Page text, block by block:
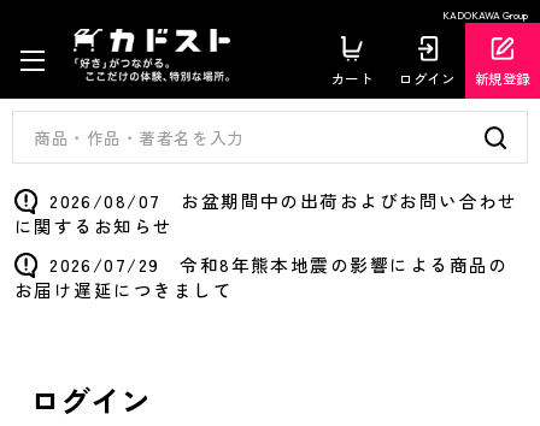
KADOKAWA Group
カート ログイン 新規登録
2026/08/07 お盆期間中の出荷およびお問い合わせ
に関するお知らせ
2026/07/29 令和8年熊本地震の影響による商品の
お届け遅延につきまして
ログイン